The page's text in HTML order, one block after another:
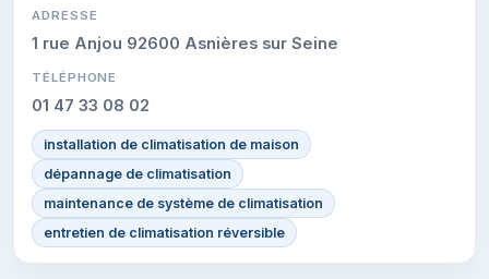
ADRESSE
1 rue Anjou 92600 Asnières sur Seine
TÉLÉPHONE
01 47 33 08 02
installation de climatisation de maison
dépannage de climatisation
maintenance de système de climatisation
entretien de climatisation réversible